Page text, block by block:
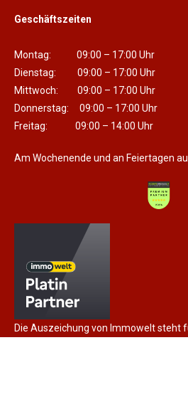
Geschäftszeiten
Montag: 09:00 – 17:00 Uhr
Dienstag: 09:00 – 17:00 Uhr
Mittwoch: 09:00 – 17:00 Uhr
Donnerstag: 09:00 – 17:00 Uhr
Freitag: 09:00 – 14:00 Uhr
Am Wochenende und an Feiertagen
Die Auszeichung von Immowelt steht